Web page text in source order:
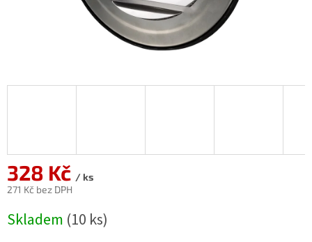
328 Kč / ks
271 Kč bez DPH
cena:
Skladem (10 ks)